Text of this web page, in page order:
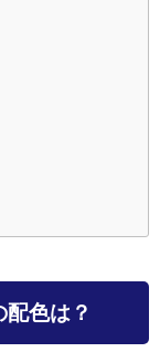
色は？